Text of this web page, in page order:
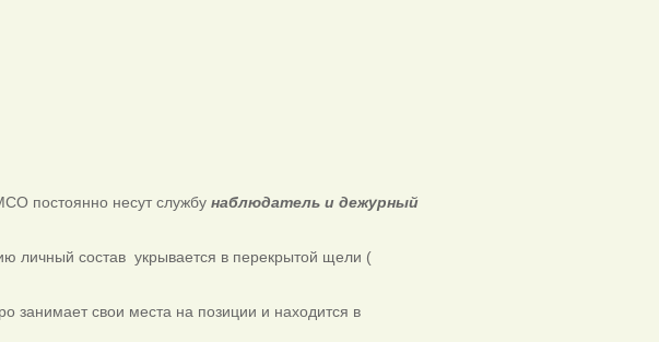
постоянно несут службу наблюдатель и дежурный
личный состав укрывается в перекрытой щели (
занимает свои места на позиции и находится в